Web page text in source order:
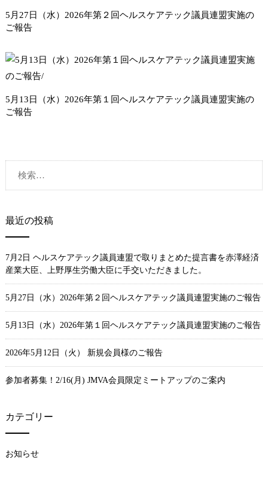
5月27日（水）2026年第２回ヘルスケアテック議員連盟実施の
ご報告
5月13日（水）2026年第１回ヘルスケアテック議員連盟実施の
ご報告
検
索:
最近の投稿
7月2日 ヘルスケアテック議員連盟で取りまとめた提言書を赤澤経済
産業大臣、上野厚生労働大臣に手交いただきました。
5月27日（水）2026年第２回ヘルスケアテック議員連盟実施のご報告
5月13日（水）2026年第１回ヘルスケアテック議員連盟実施のご報告
2026年5月12日（火） 新規会員様のご報告
参加者募集！2/16(月) JMVA会員限定ミートアップのご案内
カテゴリー
お知らせ